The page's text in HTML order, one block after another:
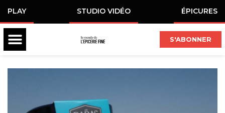
PLAY STUDIO VIDÉO ÉPICURES
S'ABONNER